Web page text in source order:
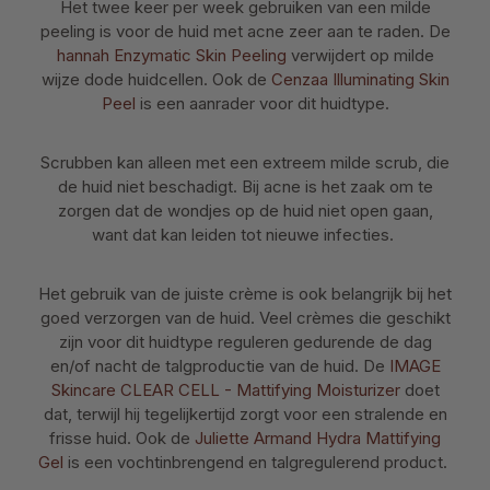
Het twee keer per week gebruiken van een milde
peeling is voor de huid met acne zeer aan te raden. De
hannah Enzymatic Skin Peeling verwijdert op milde
wijze dode huidcellen. Ook de Cenzaa Illuminating Skin
Peel is een aanrader voor dit huidtype.
Scrubben kan alleen met een extreem milde scrub, die
de huid niet beschadigt. Bij acne is het zaak om te
zorgen dat de wondjes op de huid niet open gaan,
want dat kan leiden tot nieuwe infecties.
Het gebruik van de juiste crème is ook belangrijk bij het
goed verzorgen van de huid. Veel crèmes die geschikt
zijn voor dit huidtype reguleren gedurende de dag
en/of nacht de talgproductie van de huid. De IMAGE
Skincare CLEAR CELL - Mattifying Moisturizerdoet
dat, terwijl hij tegelijkertijd zorgt voor een stralende en
frisse huid. Ook de Juliette Armand Hydra Mattifying
Gel is een vochtinbrengend en talgregulerend product.